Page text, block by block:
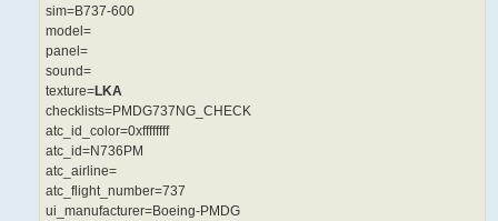
sim=B737-600
model=
panel=
sound=
texture=LKA
checklists=PMDG737NG_CHECK
atc_id_color=0xffffffff
atc_id=N736PM
atc_airline=
atc_flight_number=737
ui_manufacturer=Boeing-PMDG